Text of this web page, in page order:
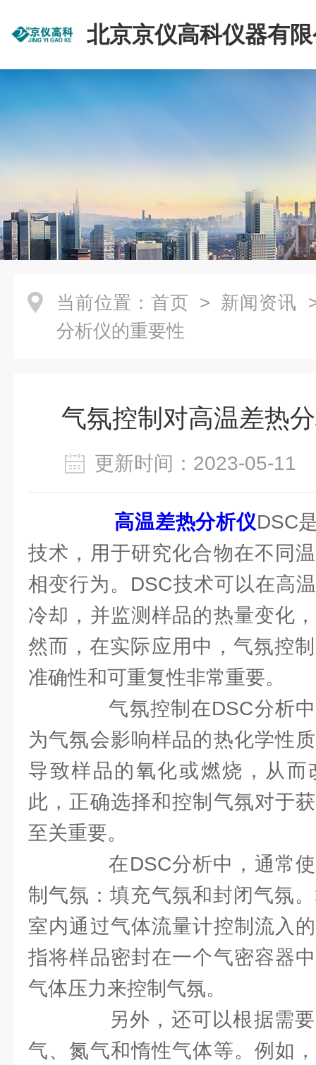
北京京仪高科仪器有
当前位置： 首页 > 新闻资讯
分析仪的重要性
气氛控制对高温差热
更新时间：2023-05-
高温差热分析仪DSC
技术，用于研究化合物在不同
相变行为。DSC技术可以在高
冷却，并监测样品的热量变化
然而，在实际应用中，气氛控
准确性和可重复性非常重要。
气氛控制在DSC分析中
为气氛会影响样品的热化学性
导致样品的氧化或燃烧，从
此，正确选择和控制气氛对于
至关重要。
在DSC分析中，通常使
制气氛：填充气氛和封闭气氛
室内通过气体流量计控制流入
指将样品密封在一个气密容器
气体压力来控制气氛。
另外，还可以根据需要
气、氮气和惰性气体等。例如